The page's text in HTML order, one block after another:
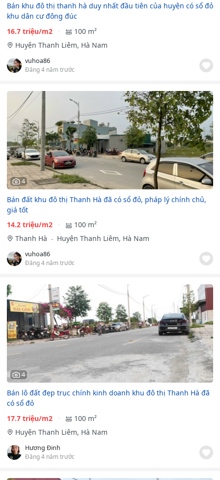
Bán khu đô thị thanh hà duy nhất đầu tiên của huyện có sổ đỏ
khu dân cư đông đúc
16.7 triệu/m2
100 m²
Huyện Thanh Liêm, Hà Nam
vuhoa86
Đăng 4 năm trước
4
Bán đất khu đô thị Thanh Hà đã có sổ đỏ, pháp lý chính chủ,
giá tốt
14.2 triệu/m2
100 m²
Thanh Hà
Huyện Thanh Liêm, Hà Nam
vuhoa86
Đăng 4 năm trước
4
Bán lô đất đẹp trục chính kinh doanh khu đô thị Thanh Hà đã
có sổ đỏ
17.7 triệu/m2
100 m²
Huyện Thanh Liêm, Hà Nam
Hương Đinh
Đăng 4 năm trước